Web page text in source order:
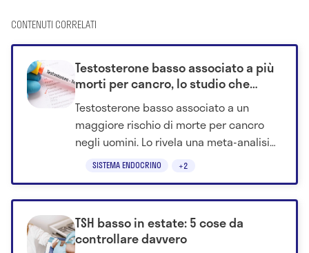
CONTENUTI CORRELATI
SISTEMA ENDOCRINO +2
Testosterone basso associato a più
morti per cancro, lo studio che
cambia prospettiva
Testosterone basso associato a un
maggiore rischio di morte per cancro
negli uomini. Lo rivela una meta-analisi
pubblicata su The Lancet.
TSH basso in estate: 5 cose da
controllare davvero